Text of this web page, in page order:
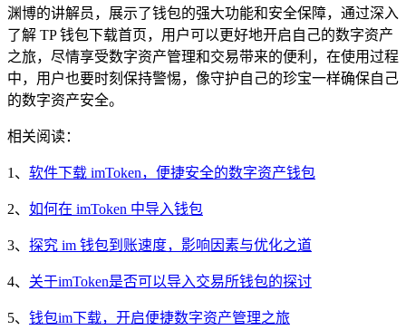
渊博的讲解员，展示了钱包的强大功能和安全保障，通过深入
了解 TP 钱包下载首页，用户可以更好地开启自己的数字资产
之旅，尽情享受数字资产管理和交易带来的便利，在使用过程
中，用户也要时刻保持警惕，像守护自己的珍宝一样确保自己
的数字资产安全。
相关阅读：
1、 软件下载 imToken，便捷安全的数字资产钱包
2、 如何在 imToken 中导入钱包
3、 探究 im 钱包到账速度，影响因素与优化之道
4、 关于imToken是否可以导入交易所钱包的探讨
5、 钱包im下载，开启便捷数字资产管理之旅